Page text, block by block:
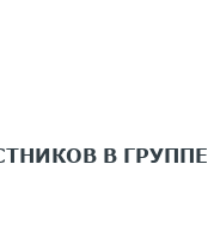
В ГРУППЕ